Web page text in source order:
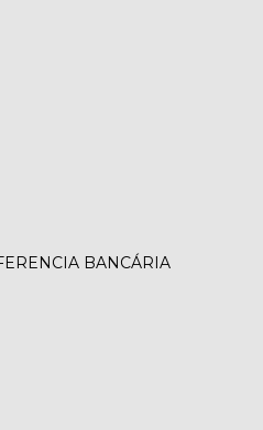
BANCÁRIA